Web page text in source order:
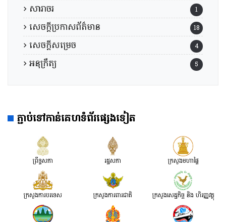
សារាចរ 1
សេចក្តីប្រកាសព័ត៌មាន 18
សេចក្តីសម្រេច 4
អនុក្រឹត្យ 5
ភ្ជាប់ទៅកាន់គេហទំព័រផ្សេងទៀត
ព្រឹទ្ធសភា រដ្ឋសភា ក្រសួងមហាផ្ទៃ
ក្រសួងការបរទេស ក្រសួងការពារជាតិ ក្រសួង​សេដ្ឋកិច្ច និង ហិរញ្ញវត្ថុ